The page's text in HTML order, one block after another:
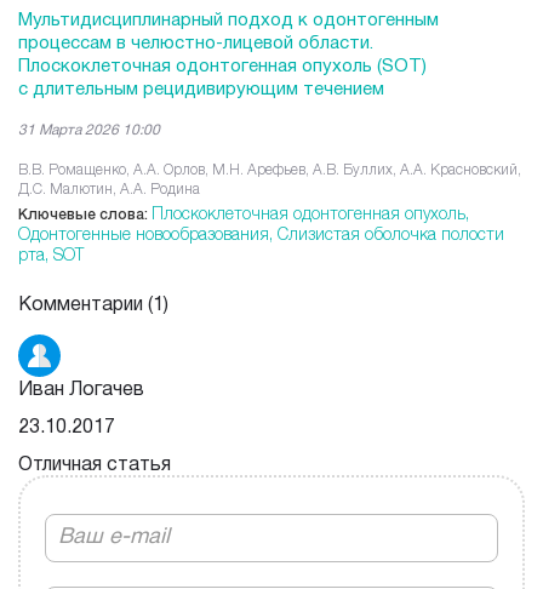
Мультидисциплинарный подход к одонтогенным
процессам в челюстно-лицевой области.
Плоскоклеточная одонтогенная опухоль (SOT)
с длительным рецидивирующим течением
31 Марта 2026 10:00
В.В. Ромащенко, А.А. Орлов, М.Н. Арефьев, А.В. Буллих, А.А. Красновский,
Д.С. Малютин, А.А. Родина
Ключевые слова: Плоскоклеточная одонтогенная опухоль,
Одонтогенные новообразования, Слизистая оболочка полости
рта, SOT
Комментарии (1)
Иван Логачев
23.10.2017
Отличная статья